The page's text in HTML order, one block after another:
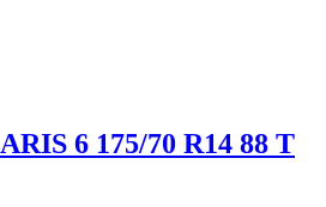
6 175/70 R14 88 T